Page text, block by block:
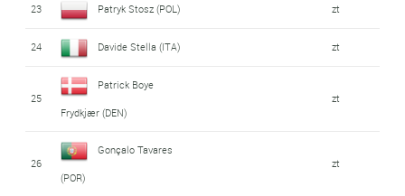
23 Patryk Stosz (POL) zt
24 Davide Stella (ITA) zt
25
Patrick Boye
Frydkjær (DEN)
zt
26
Gonçalo Tavares
(POR)
zt